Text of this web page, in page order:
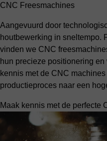
CNC Freesmachines
Aangevuurd door
houtbewerking in sneltempo.
vinden we CNC
hun precieze positionering
kennis met de CNC
productieproces naar een
Maak kennis met de perfecte